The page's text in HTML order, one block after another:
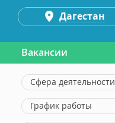
Дагестан
Вакансии
Сфера деятельности
График работы